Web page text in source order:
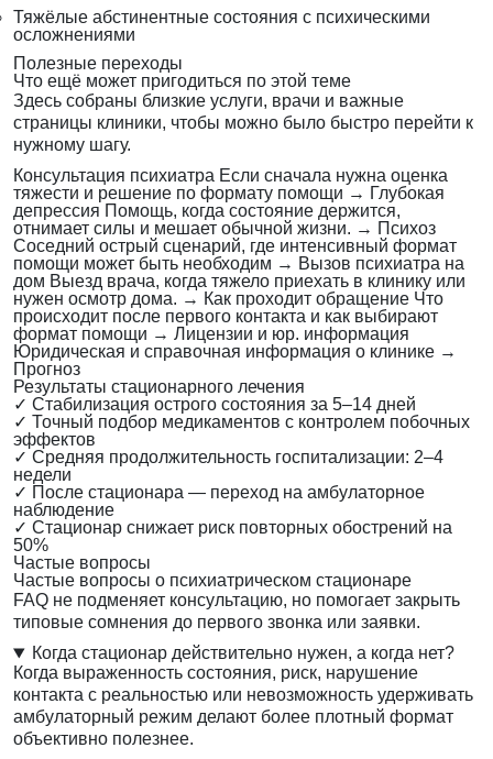
Тяжёлые абстинентные состояния с психическими
осложнениями
Полезные переходы
Что ещё может пригодиться по этой теме
Здесь собраны близкие услуги, врачи и важные
страницы клиники, чтобы можно было быстро перейти к
нужному шагу.
Консультация психиатра Если сначала нужна оценка
тяжести и решение по формату помощи → Глубокая
депрессия Помощь, когда состояние держится,
отнимает силы и мешает обычной жизни. → Психоз
Соседний острый сценарий, где интенсивный формат
помощи может быть необходим → Вызов психиатра на
дом Выезд врача, когда тяжело приехать в клинику или
нужен осмотр дома. → Как проходит обращение Что
происходит после первого контакта и как выбирают
формат помощи → Лицензии и юр. информация
Юридическая и справочная информация о клинике →
Прогноз
Результаты стационарного лечения
✓ Стабилизация острого состояния за 5–14 дней
✓ Точный подбор медикаментов с контролем побочных
эффектов
✓ Средняя продолжительность госпитализации: 2–4
недели
✓ После стационара — переход на амбулаторное
наблюдение
✓ Стационар снижает риск повторных обострений на
50%
Частые вопросы
Частые вопросы о психиатрическом стационаре
FAQ не подменяет консультацию, но помогает закрыть
типовые сомнения до первого звонка или заявки.
Когда стационар действительно нужен, а когда нет?
Когда выраженность состояния, риск, нарушение
контакта с реальностью или невозможность удерживать
амбулаторный режим делают более плотный формат
объективно полезнее.